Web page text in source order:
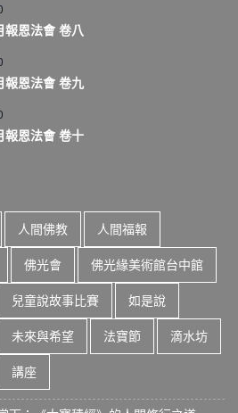
報恩法會 卷八
報恩法會 卷九
報恩法會 卷十
人間佛教 人間福報
佛光會 佛光緣美術館台中館
兒童說故事比賽 如是說
未來與希望 法寶節 滴水坊
講座